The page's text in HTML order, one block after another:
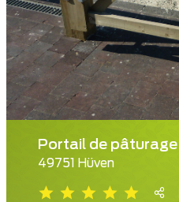
Portail de pâturage
49751 Hüven